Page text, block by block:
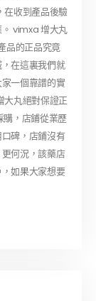
在收到產品後驗
vimxa 增大丸
品的正品究竟
在這裏我們就
一個靠譜的實
大丸絕對保證正
購，店鋪從業歷
碑，店鋪沒有
何況，該藥店
如果大家想要